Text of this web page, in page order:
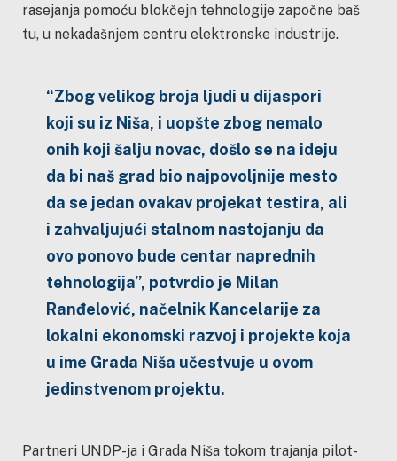
rasejanja pomoću blokčejn tehnologije započne baš
tu, u nekadašnjem centru elektronske industrije.
“Zbog velikog broja ljudi u dijaspori
koji su iz Niša, i uopšte zbog nemalo
onih koji šalju novac, došlo se na ideju
da bi naš grad bio najpovoljnije mesto
da se jedan ovakav projekat testira, ali
i zahvaljujući stalnom nastojanju da
ovo ponovo bude centar naprednih
tehnologija”, potvrdio je Milan
Ranđelović, načelnik Kancelarije za
lokalni ekonomski razvoj i projekte koja
u ime Grada Niša učestvuje u ovom
jedinstvenom projektu.
Partneri UNDP-ja i Grada Niša tokom trajanja pilot-